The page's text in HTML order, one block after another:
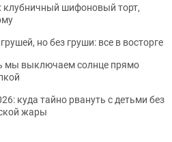
шифоновый торт,
но без груши: все в восторге
мы выключаем солнце прямо
куда тайно рвануть с детьми без
жары